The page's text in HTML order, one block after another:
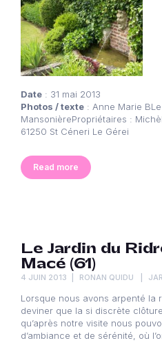
Date : 31 mai 2013
Photos / texte : Anne Marie
MansonièrePropriétaires :
61250 St Céneri Le Gérei
Read more
Le Jardin du
Macé (61)
4 JUIN 2013 RONAN QUIDU
Lorsque nous avons arpenté la
deviner que la si discrète
qu’après notre visite nous
d’ambiance et de sérénité, où